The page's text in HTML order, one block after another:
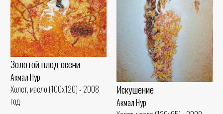
Искушение
Акмал Нур
Золотой плод осени
Акмал Нур
Холст, масло (100x120) - 2008
год